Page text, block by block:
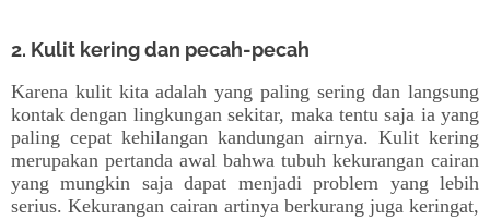
2. Kulit kering dan pecah-pecah
Karena kulit kita adalah yang paling sering dan langsung
kontak dengan lingkungan sekitar, maka tentu saja ia yang
paling cepat kehilangan kandungan airnya. Kulit kering
merupakan pertanda awal bahwa tubuh kekurangan cairan
yang mungkin saja dapat menjadi problem yang lebih
serius. Kekurangan cairan artinya berkurang juga keringat,